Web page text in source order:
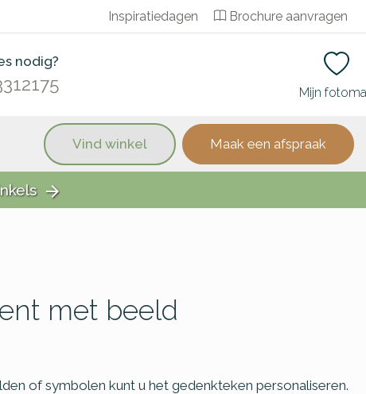
Inspiratiedagen Brochure aanvragen
nodig?
Mijn
Vind winkel Maak een afspraak
arrow_forward
met beeld
of symbolen kunt u het gedenkteken personaliseren.